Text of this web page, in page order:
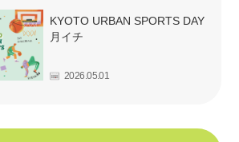
KYOTO URBAN SPORTS DAY
月イチ
2026.05.01